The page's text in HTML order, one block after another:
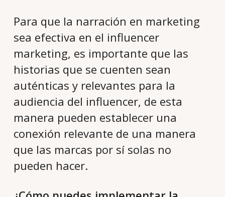
Para que la narración en marketing
sea efectiva en el influencer
marketing, es importante que las
historias que se cuenten sean
auténticas y relevantes para la
audiencia del influencer, de esta
manera pueden establecer una
conexión relevante de una manera
que las marcas por sí solas no
pueden hacer.